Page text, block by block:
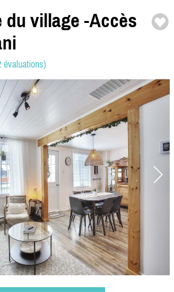
du village -Accès
évaluations)